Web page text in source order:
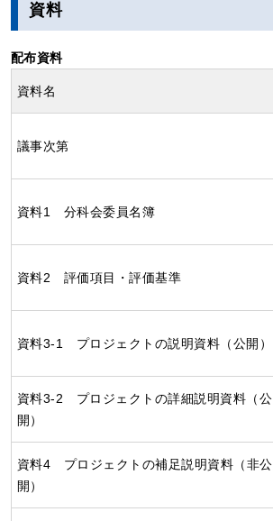
資料
配布資料
資料名
議事次第
資料1 分科会委員名簿
資料2 評価項目・評価基準
資料3-1 プロジェクトの説明資料（公開）
資料3-2 プロジェクトの詳細説明資料（公
開）
資料4 プロジェクトの補足説明資料（非公
開）